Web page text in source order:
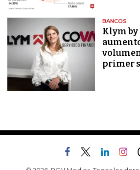
BANCOS
Klym by
primer